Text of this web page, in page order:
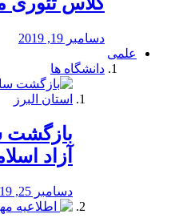
دسامبر 19, 2019
علمی
دانشگاه ها
بازگشت
آزاد
دسامبر 25, 2019